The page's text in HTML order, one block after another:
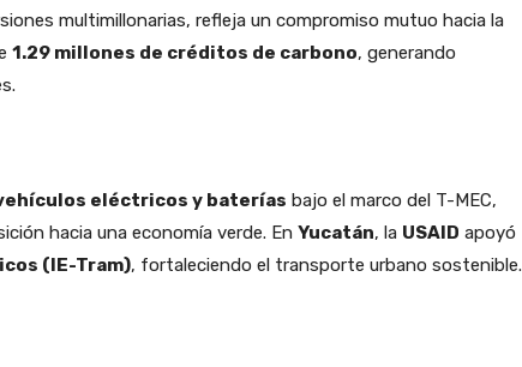
multimillonarias, refleja un compromiso mutuo hacia la
1.29 millones de créditos de carbono, generando
eléctricos y baterías bajo el marco del T-MEC,
hacia una economía verde. En Yucatán, la USAID apoyó
(IE-Tram), fortaleciendo el transporte urbano sostenible.